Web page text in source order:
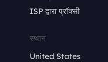
ISP द्वारा प्रॉक्सी
स्थान
United States